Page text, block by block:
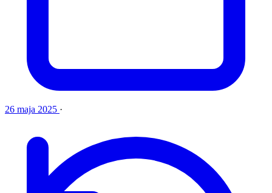
26 maja 2025 ·